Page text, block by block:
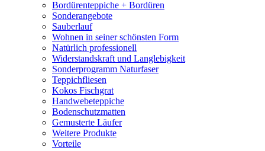
Bordürenteppiche + Bordüren
Sonderangebote
Sauberlauf
Wohnen in seiner schönsten Form
Natürlich professionell
Widerstandskraft und Langlebigkeit
Sonderprogramm Naturfaser
Teppichfliesen
Kokos Fischgrat
Handwebeteppiche
Bodenschutzmatten
Gemusterte Läufer
Weitere Produkte
Vorteile